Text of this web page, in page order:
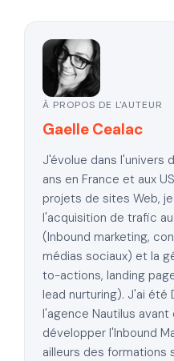
À PROPOS DE L'AUTEUR
Gaelle Cealac
J'évolue dans l'univers
ans en France et aux
projets de sites Web,
l'acquisition de trafic
(Inbound marketing,
médias sociaux) et la
to-actions, landing
lead nurturing). J'ai
l'agence Nautilus
développer l'Inbound
ailleurs des formations